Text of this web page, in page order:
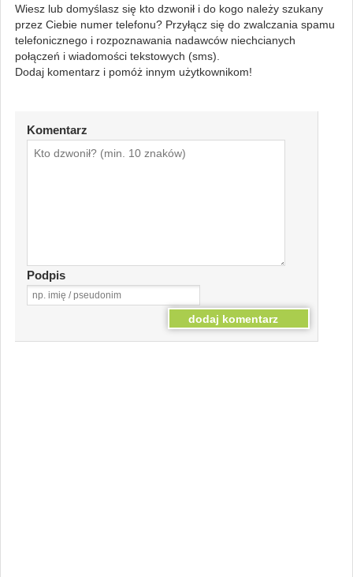
Wiesz lub domyślasz się kto dzwonił i do kogo należy szukany
przez Ciebie numer telefonu? Przyłącz się do zwalczania spamu
telefonicznego i rozpoznawania nadawców niechcianych
połączeń i wiadomości tekstowych (sms).
Dodaj komentarz i pomóż innym użytkownikom!
Komentarz
Podpis